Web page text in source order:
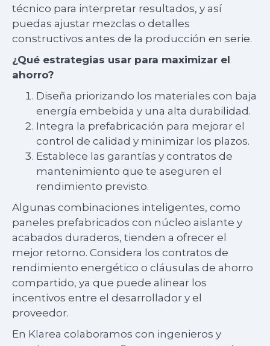
técnico para interpretar resultados, y así
puedas ajustar mezclas o detalles
constructivos antes de la producción en serie.
¿Qué estrategias usar para maximizar el
ahorro?
Diseña priorizando los materiales con baja
energía embebida y una alta durabilidad.
Integra la prefabricación para mejorar el
control de calidad y minimizar los plazos.
Establece las garantías y contratos de
mantenimiento que te aseguren el
rendimiento previsto.
Algunas combinaciones inteligentes, como
paneles prefabricados con núcleo aislante y
acabados duraderos, tienden a ofrecer el
mejor retorno. Considera los contratos de
rendimiento energético o cláusulas de ahorro
compartido, ya que puede alinear los
incentivos entre el desarrollador y el
proveedor.
En Klarea colaboramos con ingenieros y